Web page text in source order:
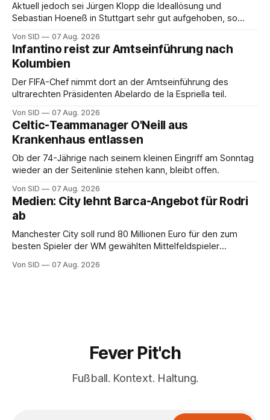
Aktuell jedoch sei Jürgen Klopp die Ideallösung und
Sebastian Hoeneß in Stuttgart sehr gut aufgehoben, so
Von SID 07 Aug. 2026
Infantino reist zur Amtseinführung nach
Kolumbien
Der FIFA-Chef nimmt dort an der Amtseinführung des
ultrarechten Präsidenten Abelardo de la Espriella teil.
Von SID 07 Aug. 2026
Celtic-Teammanager O'Neill aus
Krankenhaus entlassen
Ob der 74-Jährige nach seinem kleinen Eingriff am Sonntag
wieder an der Seitenlinie stehen kann, bleibt offen.
Von SID 07 Aug. 2026
Medien: City lehnt Barca-Angebot für Rodri
ab
Manchester City soll rund 80 Millionen Euro für den zum
besten Spieler der WM gewählten Mittelfeldspieler
Von SID 07 Aug. 2026
Fever Pit'ch
Fußball. Kontext. Haltung.